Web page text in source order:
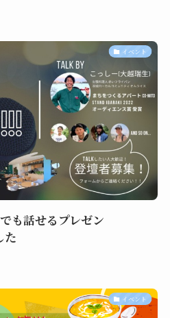
イベント
も話せるプレゼン
た
イベント